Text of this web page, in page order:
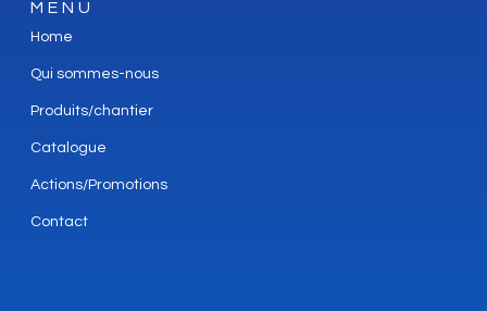
MENU
Home
Qui sommes-nous
Produits/chantier
Catalogue
Actions/Promotions
Contact